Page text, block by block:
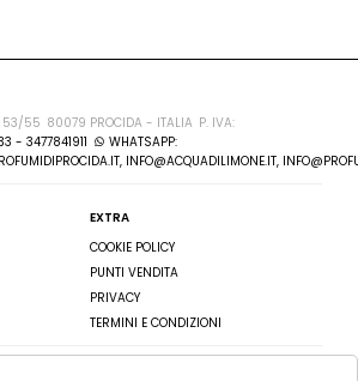
53/55 80079 PROCIDA - ITALIA P. IVA:
- 3477841911
WHATSAPP:
INFO@ACQUADILIMONE.IT,
EXTRA
COOKIE POLICY
PUNTI VENDITA
PRIVACY
TERMINI E CONDIZIONI